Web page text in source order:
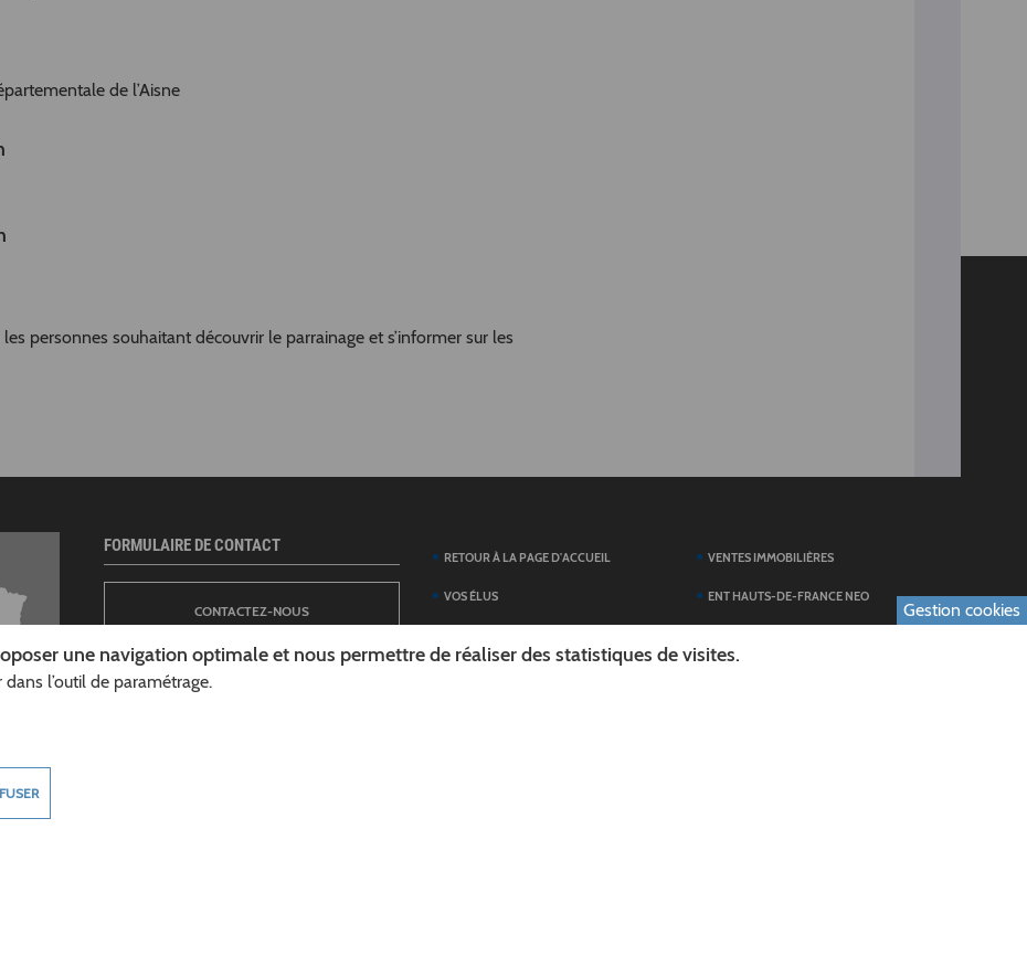
de l’Aisne
personnes souhaitant découvrir le parrainage et s’informer sur les
FORMULAIRE DE CONTACT
CONTACTEZ-NOUS
RETOUR À LA PAGE D'ACCUEIL
VOS ÉLUS
DÉPARTEMENT
VENTES IMMOBILIÈRES
ENT HAUTS-DE-FRANCE NEO
Gestion cookies
une navigation optimale et nous permettre de réaliser des statistiques de visites.
l’outil de paramétrage.